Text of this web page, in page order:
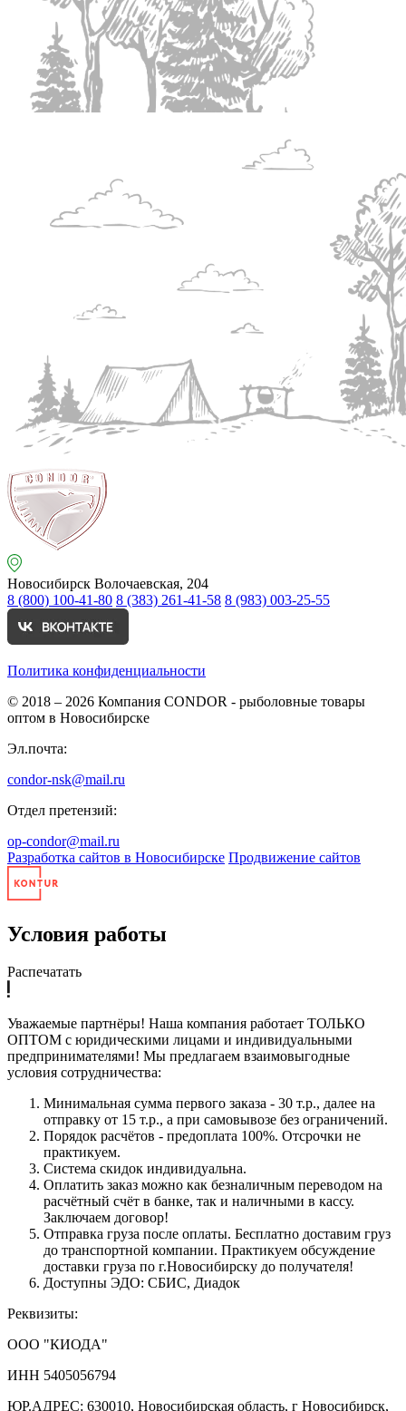
Новосибирск Волочаевская, 204
8 (800) 100-41-80 8 (383) 261-41-58 8 (983) 003-25-55
Политика конфиденциальности
© 2018 – 2026 Компания CONDOR - рыболовные товары
оптом в Новосибирске
Эл.почта:
condor-nsk@mail.ru
Отдел претензий:
op-condor@mail.ru
Разработка сайтов в Новосибирске Продвижение сайтов
Условия работы
Распечатать
Уважаемые партнёры! Наша компания работает ТОЛЬКО
ОПТОМ с юридическими лицами и индивидуальными
предпринимателями! Мы предлагаем взаимовыгодные
условия сотрудничества:
Минимальная сумма первого заказа - 30 т.р., далее на
отправку от 15 т.р., а при самовывозе без ограничений.
Порядок расчётов - предоплата 100%. Отсрочки не
практикуем.
Система скидок индивидуальна.
Оплатить заказ можно как безналичным переводом на
расчётный счёт в банке, так и наличными в кассу.
Заключаем договор!
Отправка груза после оплаты. Бесплатно доставим груз
до транспортной компании. Практикуем обсуждение
доставки груза по г.Новосибирску до получателя!
Доступны ЭДО: СБИС, Диадок
Реквизиты:
ООО "КИОДА"
ИНН 5405056794
ЮР.АДРЕС: 630010, Новосибирская область, г Новосибирск,